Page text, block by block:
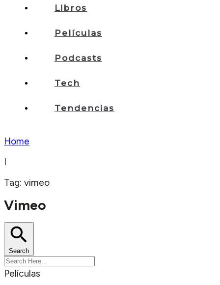
Libros
Películas
Podcasts
Tech
Tendencias
Home
I
Tag: vimeo
Vimeo
Search
Películas